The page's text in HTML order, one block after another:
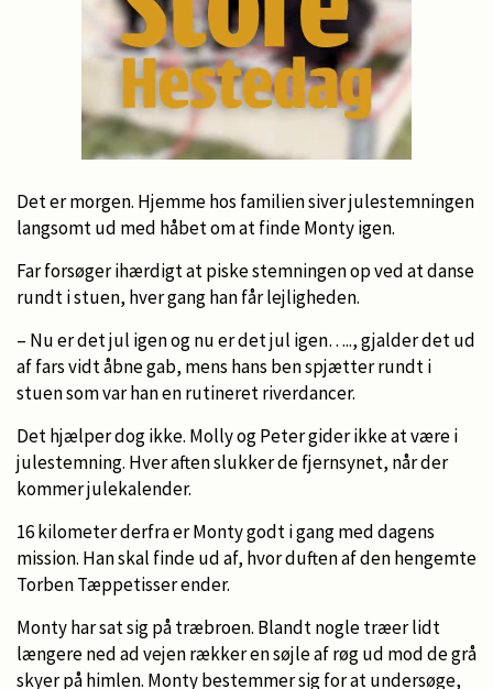
Det er morgen. Hjemme hos familien siver julestemningen
langsomt ud med håbet om at finde Monty igen.
Far forsøger ihærdigt at piske stemningen op ved at danse
rundt i stuen, hver gang han får lejligheden.
­– Nu er det jul igen og nu er det jul igen….., gjalder det ud
af fars vidt åbne gab, mens hans ben spjætter rundt i
stuen som var han en rutineret riverdancer.
Det hjælper dog ikke. Molly og Peter gider ikke at være i
julestemning. Hver aften slukker de fjernsynet, når der
kommer julekalender.
16 kilometer derfra er Monty godt i gang med dagens
mission. Han skal finde ud af, hvor duften af den hengemte
Torben Tæppetisser ender.
Monty har sat sig på træbroen. Blandt nogle træer lidt
længere ned ad vejen rækker en søjle af røg ud mod de grå
skyer på himlen. Monty bestemmer sig for at undersøge,